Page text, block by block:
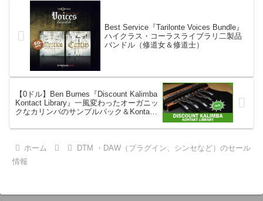
Best Service『Tarilonte Voices Bundle』
ハイクラス・コーラスライブラリ二製品
バンドル（修道女＆修道士）
【0ドル】Ben Burnes『Discount Kalimba
Kontact Library』一風変わったオーガニッ
クなカリンバのサンプルパック＆Kontakt
ホーム
DTM ・DAW（プラグイン、シンセなど）のセール
情報